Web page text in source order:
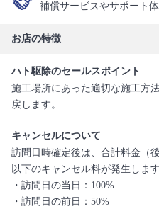
補償サービスやサポート
お店の特徴
ハト駆除のセールスポイント
施工場所にあった適切な施工方
戻します。
キャンセルについて
訪問日時確定後は、合計料金（
以下のキャンセル料が発生します
・訪問日の当日：100%
・訪問日の前日：50%